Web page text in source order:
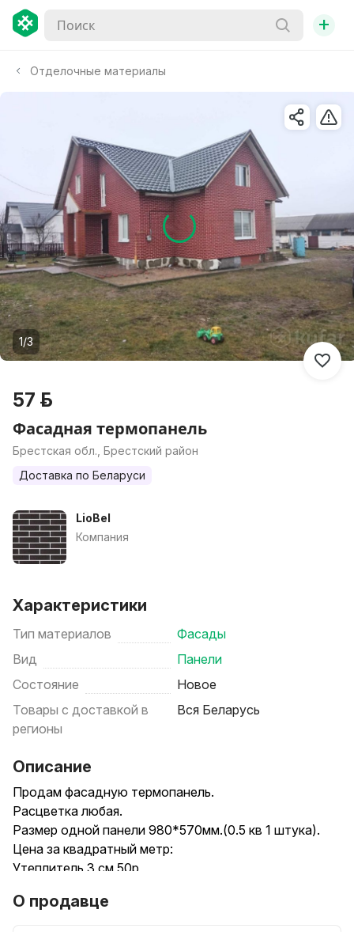
+
Отделочные материалы
1/3
57 р.
Фасадная термопанель
Брестская обл., Брестский район
Доставка по Беларуси
LioBel
Компания
Характеристики
Тип материалов
Фасады
Вид
Панели
Состояние
Новое
Товары с доставкой в
регионы
Вся Беларусь
Описание
Продам фасадную термопанель.
Расцветка любая.
Размер одной панели 980*570мм.(0.5 кв 1 штука).
Цена за квадратный метр:
Утеплитель 3 см 50р
Утеплитель 8 см 67р (шип паз)
О продавце